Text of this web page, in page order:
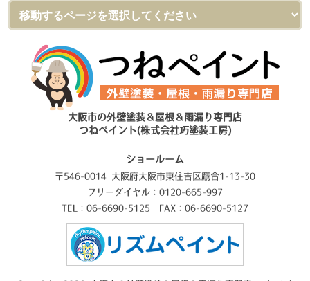
大阪市の外壁塗装＆屋根＆雨漏り専門店
つねペイント(株式会社巧塗装工房)
ショールーム
〒546-0014 大阪府大阪市東住吉区鷹合1-13-30
フリーダイヤル：0120-665-997
TEL：06-6690-5125 FAX：06-6690-5127